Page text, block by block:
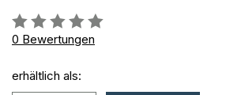
Bewertung::
0%
0 Bewertungen
erhältlich als: